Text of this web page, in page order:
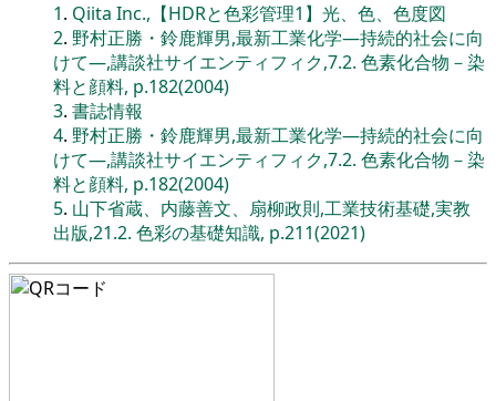
1. Qiita Inc.,【HDRと色彩管理1】光、色、色度図
2. 野村正勝・鈴鹿輝男,最新工業化学―持続的社会に向
けて―,講談社サイエンティフィク,7.2. 色素化合物－染
料と顔料, p.182(2004)
3. 書誌情報
4. 野村正勝・鈴鹿輝男,最新工業化学―持続的社会に向
けて―,講談社サイエンティフィク,7.2. 色素化合物－染
料と顔料, p.182(2004)
5. 山下省蔵、内藤善文、扇柳政則,工業技術基礎,実教
出版,21.2. 色彩の基礎知識, p.211(2021)